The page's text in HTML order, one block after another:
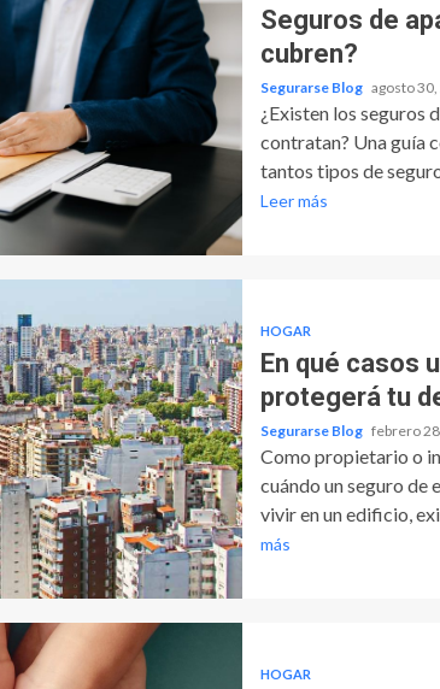
Seguros de
cubren?
Segurarse Blog agosto
¿Existen los seguros
contratan? Una guía
tantos tipos de
Leer más
HOGAR
En qué casos
protegerá tu
Segurarse Blog febrero
Como propietario o
cuándo un seguro
vivir en un edificio,
más
HOGAR